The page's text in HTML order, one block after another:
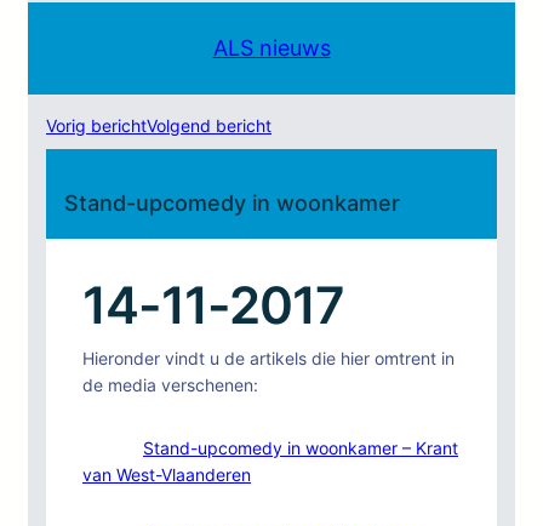
ALS nieuws
Vorig berichtVolgend bericht
Stand-upcomedy in woonkamer
14-11-2017
Hieronder vindt u de artikels die hier omtrent in
de media verschenen:
Stand-upcomedy in woonkamer – Krant
van West-Vlaanderen